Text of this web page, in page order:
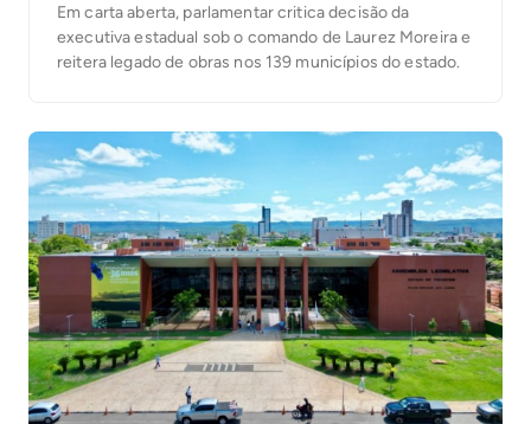
Em carta aberta, parlamentar critica decisão da
executiva estadual sob o comando de Laurez Moreira e
reitera legado de obras nos 139 municípios do estado.